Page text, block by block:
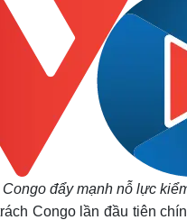
đẩy mạnh nỗ lực
Congo lần đầu tiên